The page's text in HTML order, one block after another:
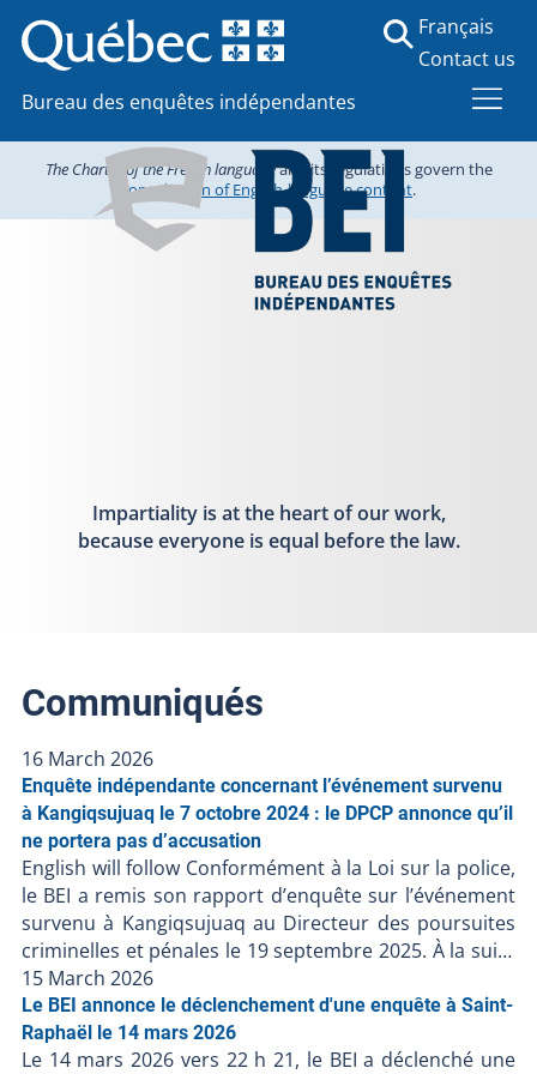
Bureau des enquêtes indépendantes
Français
Contact us
The Charter of the French languageand its regulations govern the
consultation of English-language content.
Impartiality is at the heart of our work,
because everyone is equal before the law.
Communiqués
16 March 2026
Enquête indépendante concernant l’événement survenu
à Kangiqsujuaq le 7 octobre 2024 : le DPCP annonce qu’il
ne portera pas d’accusation
English will follow Conformément à la Loi sur la police,
le BEI a remis son rapport d’enquête sur l’événement
survenu à Kangiqsujuaq au Directeur des poursuites
criminelles et pénales le 19 septembre 2025. À la suite
de la décision du DPCP de ne pas porter d’accusation
contre les policiers, et en l’absence de faits nouveaux,
le BEI ferme le dossier BEI-250617-001. Puisque des
accusations ont été portées contre une personne
15 March 2026
Le BEI annonce le déclenchement d'une enquête à Saint-
Raphaël le 14 mars 2026
Le 14 mars 2026 vers 22 h 21, le BEI a déclenché une